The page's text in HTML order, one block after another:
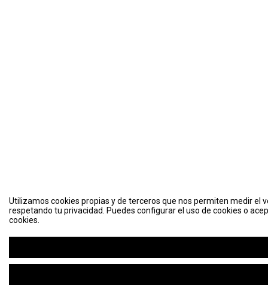
Utilizamos cookies propias y de terceros que nos permiten medir el
respetando tu privacidad. Puedes configurar el uso de cookies o
cookies.